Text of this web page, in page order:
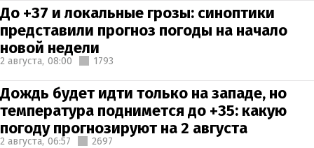
До +37 и локальные грозы: синоптики
представили прогноз погоды на начало
новой недели
2 августа, 08:00 1793
Дождь будет идти только на западе, но
температура поднимется до +35: какую
погоду прогнозируют на 2 августа
2 августа, 06:57 2697